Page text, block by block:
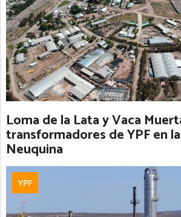
Loma de la Lata y Vaca
transformadores de YPF en
Neuquina
YPF